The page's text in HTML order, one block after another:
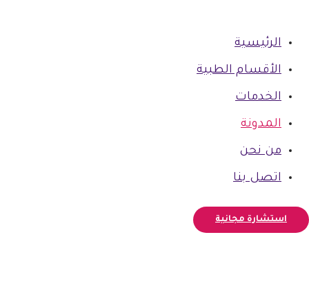
الرئيسية
الأقسام الطبية
الخدمات
المدونة
من نحن
اتصل بنا
استشارة مجانية